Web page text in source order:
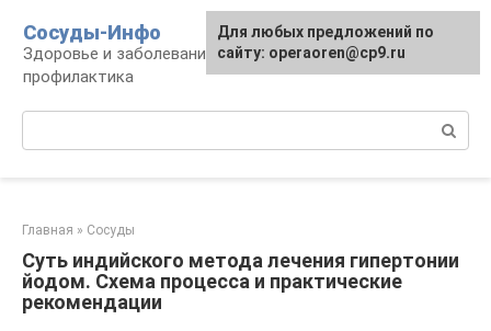
контенту
Сосуды-Инфо
Здоровье и заболевания сосудов и сердца,
профилактика
Главная » Сосуды
Суть индийского метода лечения гипертонии
йодом. Схема процесса и практические
рекомендации
Для любых предложений по
сайту: operaoren@cp9.ru